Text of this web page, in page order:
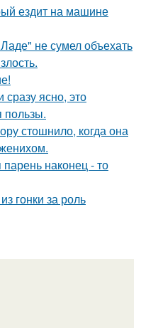
ездит на машине
не сумел объехать
сразу ясно, это
пользы.
стошнило, когда она
наконец - то
гонки за роль